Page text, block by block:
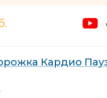
Кардио